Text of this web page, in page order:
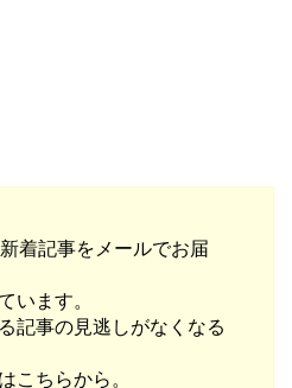
着記事をメールでお届
います。
記事の見逃しがなくなる
こちらから。